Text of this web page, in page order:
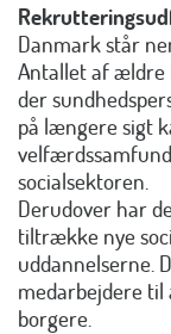
Danmark står
Antallet af ældre
der
på længere sigt
socialsektoren.
Derudover har
tiltrække nye
uddannelserne.
medarbejdere
borgere.